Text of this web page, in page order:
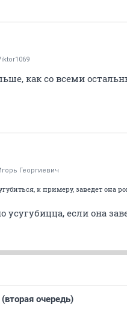
как со всеми
Георгиевич
к примеру, заведет
усугубицца, если она
очередь)